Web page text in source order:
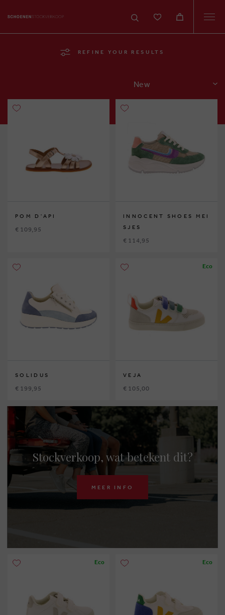
REFINE YOUR RESULTS
SORT
POM D'API
€ 109,95
INNOCENT SHOES MEI
SJES
€ 114,95
SOLIDUS
€ 199,95
Eco
VEJA
€ 105,00
Stockverkoop, wat betekent dit?
MEER INFO
Eco Eco